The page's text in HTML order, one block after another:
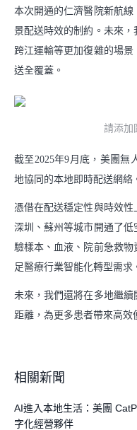
下載中心
本次開通的仁濟醫院新航
景配送時效的制約。未來
跨江運輸等更加復雜的場
送全覆蓋。
請添加
截至2025年9月底，美團無
地協同的本地即時配送網絡
憑借在配送穩定性與時效性
深圳、蘇州等城市開通了
驗樣本、血液、院前急救
足醫療行業智能化轉型需求
未來，我們還將在多地繼
距離，為更多患者帶來高效
相關新聞
AI進入本地生活：美團
字化經營夥伴